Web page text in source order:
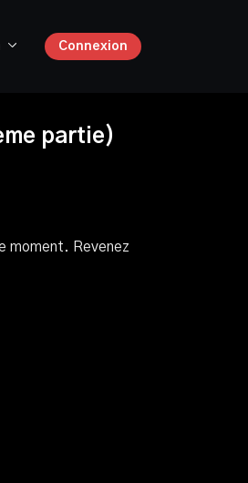
Connexion
partie)
moment. Revenez